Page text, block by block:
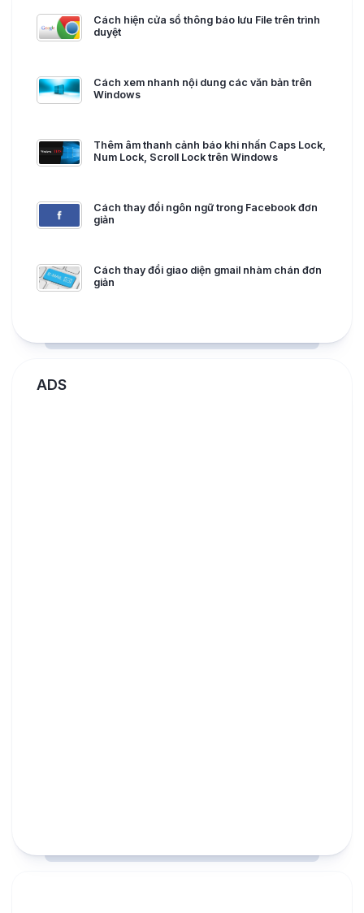
Cách hiện cửa sổ thông báo lưu File trên trình
duyệt
Cách xem nhanh nội dung các văn bản trên
Windows
Thêm âm thanh cảnh báo khi nhấn Caps Lock,
Num Lock, Scroll Lock trên Windows
Cách thay đổi ngôn ngữ trong Facebook đơn
giản
Cách thay đổi giao diện gmail nhàm chán đơn
giản
ADS